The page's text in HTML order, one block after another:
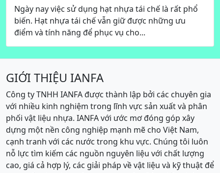
Ngày nay việc sử dụng hạt nhựa tái chế là rất phổ
biến. Hạt nhựa tái chế vẫn giữ được những ưu
điểm và tính năng để phục vụ cho...
GIỚI THIỆU IANFA
Công ty TNHH IANFA được thành lập bởi các chuyên gia
với nhiều kinh nghiệm trong lĩnh vực sản xuất và phân
phối vật liệu nhựa. IANFA với ước mơ đóng góp xây
dựng một nền công nghiệp mạnh mẽ cho Việt Nam,
cạnh tranh với các nước trong khu vực. Chúng tôi luôn
nỗ lực tìm kiếm các nguồn nguyên liệu với chất lượng
cao, giá cả hợp lý, các giải pháp về vật liệu và kỹ thuật để